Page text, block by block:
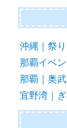
沖縄｜祭
那覇イベン
那覇｜奥
宜野湾｜